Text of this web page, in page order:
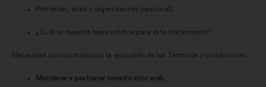
Profesión, edad y organización (opcional).
¿Cuál es nuestra base jurídica para este tratamiento?
Necesidad contractual para la ejecución de los Términos y condiciones.
Mantener y gestionar nuestro sitio web.